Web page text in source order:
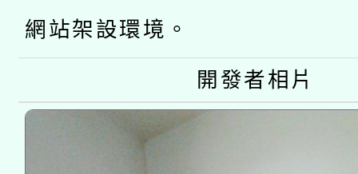
動」
開 智慧啟航」
網站架設環境。
開發者相片